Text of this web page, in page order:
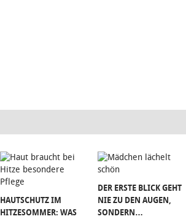
HAUTSCHUTZ IM
HITZESOMMER: WAS
DER ERSTE BLICK GEHT
NIE ZU DEN AUGEN,
SONDERN…